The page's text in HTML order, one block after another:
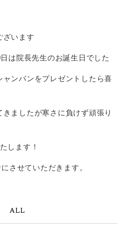
ざいます
は院長先生のお誕生日でした
ンパンをプレゼントしたら喜
ましたが寒さに負けず頑張り
します！
させていただきます。
ALL